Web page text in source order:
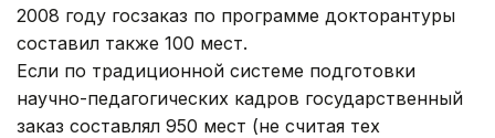
2008 году госзаказ по программе докторантуры
составил также 100 мест.
Если по традиционной системе подготовки
научно-педагогических кадров государственный
заказ составлял 950 мест (не считая тех